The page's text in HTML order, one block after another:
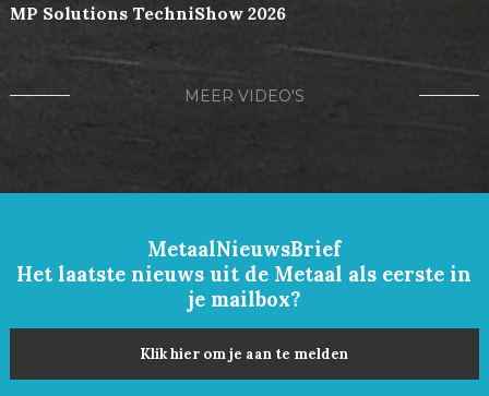
MP Solutions TechniShow 2026
MEER VIDEO'S
MetaalNieuwsBrief
Het laatste nieuws uit de Metaal als eerste in
je mailbox?
Klik hier om je aan te melden